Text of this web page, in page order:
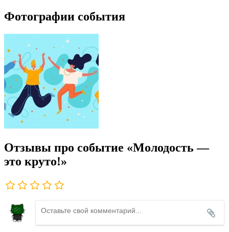
Фотографии события
Отзывы про событие «Молодость —
это круто!»